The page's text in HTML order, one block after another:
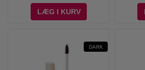
LÆG I KURV
DARK